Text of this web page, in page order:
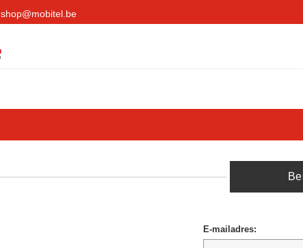
shop@mobitel.be
E-mailadres: